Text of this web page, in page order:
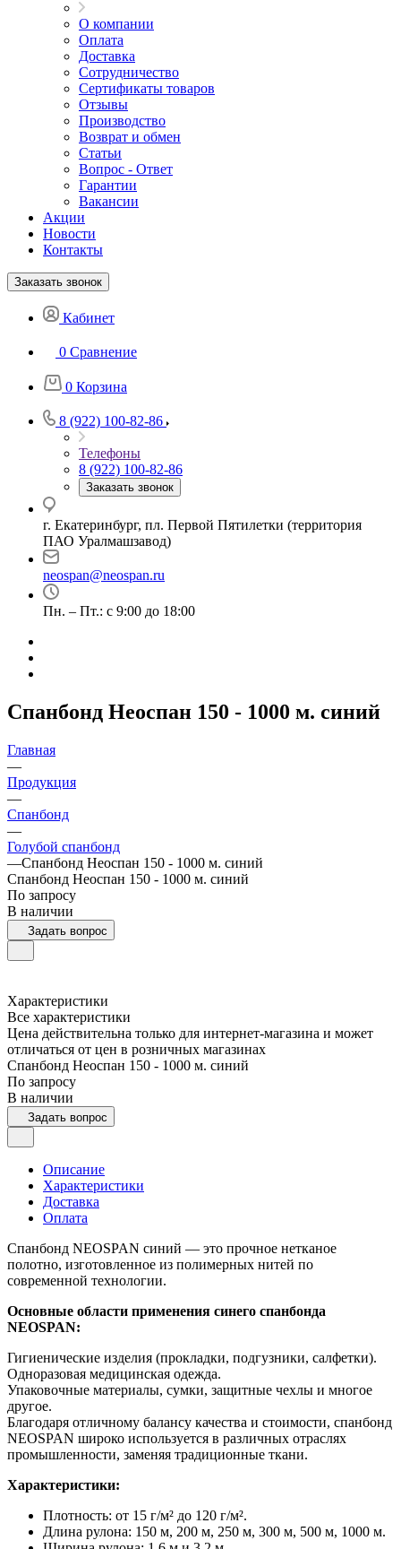
О компании
Оплата
Доставка
Сотрудничество
Сертификаты товаров
Отзывы
Производство
Возврат и обмен
Статьи
Вопрос - Ответ
Гарантии
Вакансии
Акции
Новости
Контакты
Заказать звонок
Кабинет
0 Сравнение
0 Корзина
8 (922) 100-82-86
Телефоны
8 (922) 100-82-86
Заказать звонок
г. Екатеринбург, пл. Первой Пятилетки (территория
ПАО Уралмашзавод)
neospan@neospan.ru
Пн. – Пт.: с 9:00 до 18:00
Спанбонд Неоспан 150 - 1000 м. синий
Главная
—
Продукция
—
Спанбонд
—
Голубой спанбонд
—Спанбонд Неоспан 150 - 1000 м. синий
Спанбонд Неоспан 150 - 1000 м. синий
По запросу
В наличии
Задать вопрос
Характеристики
Все характеристики
Цена действительна только для интернет-магазина и может
отличаться от цен в розничных магазинах
Спанбонд Неоспан 150 - 1000 м. синий
По запросу
В наличии
Задать вопрос
Описание
Характеристики
Доставка
Оплата
Спанбонд NEOSPAN синий — это прочное нетканое
полотно, изготовленное из полимерных нитей по
современной технологии.
Основные области применения синего спанбонда
NEOSPAN:
Гигиенические изделия (прокладки, подгузники, салфетки).
Одноразовая медицинская одежда.
Упаковочные материалы, сумки, защитные чехлы и многое
другое.
Благодаря отличному балансу качества и стоимости, спанбонд
NEOSPAN широко используется в различных отраслях
промышленности, заменяя традиционные ткани.
Характеристики:
Плотность: от 15 г/м² до 120 г/м².
Длина рулона: 150 м, 200 м, 250 м, 300 м, 500 м, 1000 м.